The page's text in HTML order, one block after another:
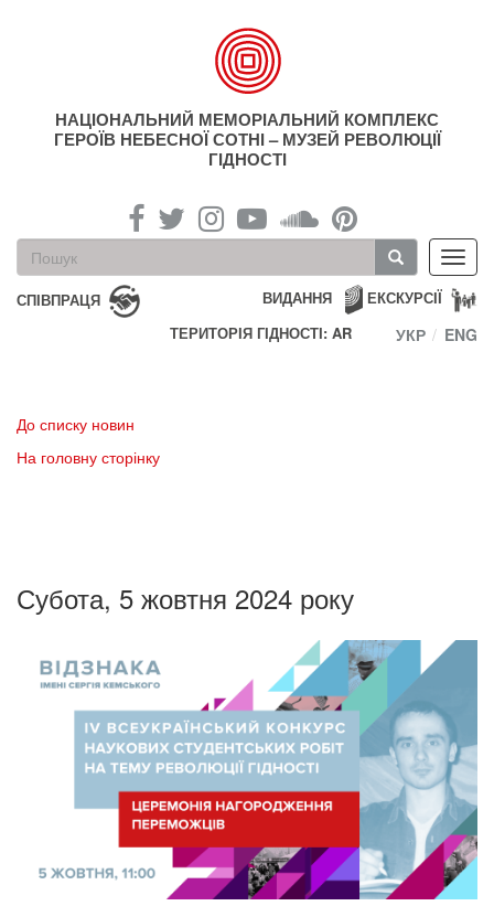
НАЦІОНАЛЬНИЙ МЕМОРІАЛЬНИЙ КОМПЛЕКС
ГЕРОЇВ НЕБЕСНОЇ СОТНІ – МУЗЕЙ РЕВОЛЮЦІЇ
ГІДНОСТІ
Пошукова
форма
Пошук
СПІВПРАЦЯ ЕКСКУРСІЇ
ВИДАННЯ
ТЕРИТОРІЯ ГІДНОСТІ: AR
УКР ENG
До списку новин
На головну сторінку
Субота, 5 жовтня 2024 року